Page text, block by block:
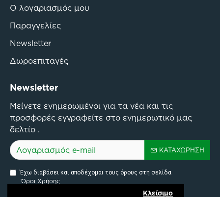
Κλείσιμο
Ο λογαριασμός μου
Παραγγελίες
Newsletter
Δωροεπιταγές
Newsletter
Μείνετε ενημερωμένοι για τα νέα και τις
προσφορές εγγραφείτε στο ενημερωτικό μας
δελτίο .
ΚΑΤΑΧΏΡΗΣΗ
Έχω διαβάσει και αποδέχομαι τους όρους στη σελίδα
Όροι Χρήσης